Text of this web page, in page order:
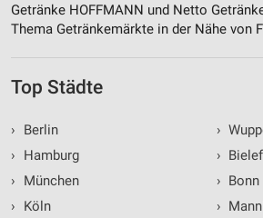
Getränke HOFFMANN und Netto
Thema Getränkemärkte in der Nähe von
Top Städte
›
Berlin
›
Hamburg
›
München
›
Köln
›
›
› Bonn
›